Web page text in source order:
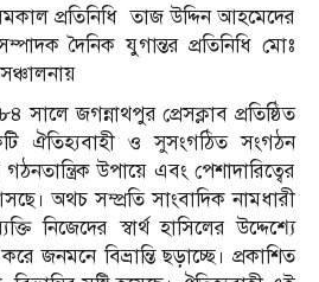
প্রতিনিধি তাজ উদ্দিন আহমেদের
দৈনিক যুগান্তর প্রতিনিধি মোঃ
সালে জগন্নাথপুর প্রেসক্লাব প্রতিষ্ঠিত
ঐতিহ্যবাহী ও সুসংগঠিত সংগঠন
উপায়ে এবং পেশাদারিত্বের
অথচ সম্প্রতি সাংবাদিক নামধারী
নিজেদের স্বার্থ হাসিলের উদ্দেশ্যে
জনমনে বিভ্রান্তি ছড়াচ্ছে। প্রকাশিত